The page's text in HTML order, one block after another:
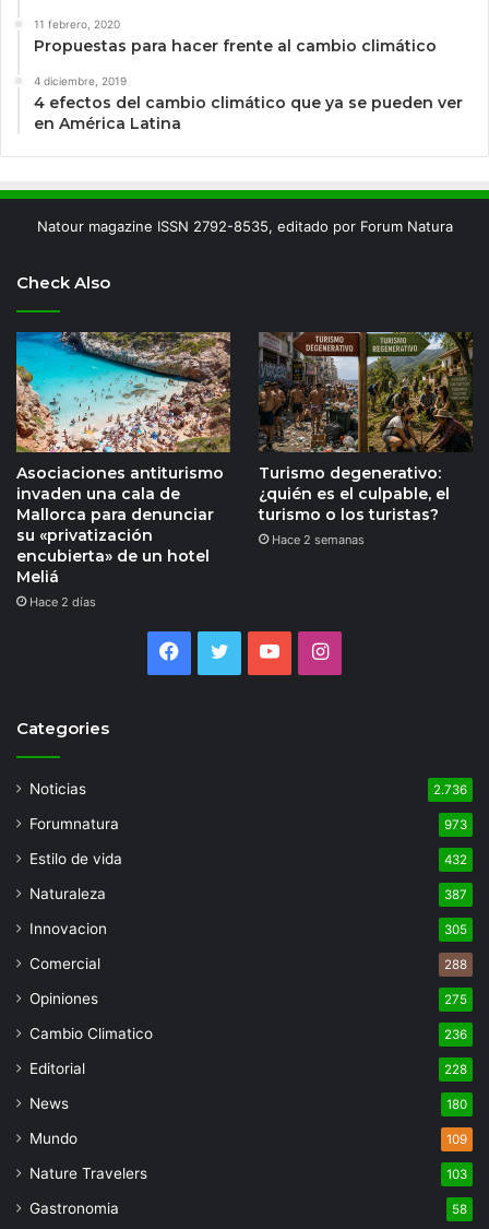
11 febrero, 2020
Propuestas para hacer frente al cambio climático
4 diciembre, 2019
4 efectos del cambio climático que ya se pueden ver
en América Latina
Natour magazine ISSN 2792-8535, editado por Forum Natura
Check Also
Asociaciones antiturismo
invaden una cala de
Mallorca para denunciar
su «privatización
encubierta» de un hotel
Meliá
Hace 2 días
Turismo degenerativo:
¿quién es el culpable, el
turismo o los turistas?
Hace 2 semanas
Facebook
TwitterYouTubeInstagram
Categories
Noticias 2.736
Forumnatura 973
Estilo de vida 432
Naturaleza 387
Innovacion 305
Comercial 288
Opiniones 275
Cambio Climatico 236
Editorial 228
News 180
Mundo 109
Nature Travelers 103
Gastronomia 58